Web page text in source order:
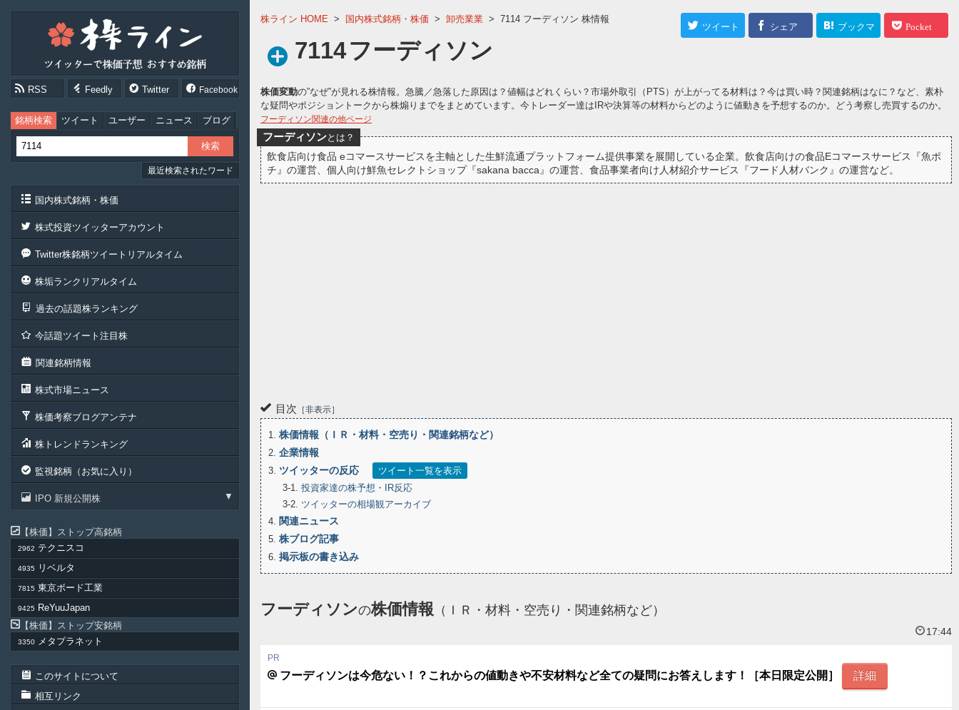
RSS Feedly Twitter Facebook
銘柄検索 ツイート ユーザー ニュース ブログ
最近検索されたワード
国内株式銘柄・株価
株式投資ツイッターアカウント
Twitter株銘柄ツイートリアルタイム
株垢ランクリアルタイム
過去の話題株ランキング
今話題ツイート注目株
関連銘柄情報
株式市場ニュース
株価考察ブログアンテナ
株トレンドランキング
監視銘柄（お気に入り）
IPO 新規公開株
株価 ストップ高銘柄
2962 テクニスコ
4935 リベルタ
7815 東京ボード工業
9425
ReYuuJapan
株価
ストップ安銘柄
3350 メタプラネット
このサイトについて
相互リンク
株ライン HOME > 国内株式銘柄・株価 > 卸売業業 > 7114 フーディソン 株情報
ツイート シェア ブックマ Pocket
7114フーディソン
株価変動の”なぜ”が見れる株情報。急騰／急落した原因は？値幅はどれくらい？市場外取引（PTS）が上がってる材料は？今は買い時？関連銘柄はなに？など、素朴
な疑問やポジショントークから株煽りまでをまとめています。今トレーダー達はIRや決算等の材料からどのように値動きを予想するのか。どう考察し売買するのか。
フーディソン関連の他ページ
フーディソンとは？
飲食店向け食品 eコマースサービスを主軸とした生鮮流通プラットフォーム提供事業を展開している企業。飲食店向けの食品Eコマースサービス『魚ポ
チ』の運営、個人向け鮮魚セレクトショップ『sakana bacca』の運営、食品事業者向け人材紹介サービス『フード人材バンク』の運営など。
目次 非表示
1 株価情報（ＩＲ・材料・空売り・関連銘柄など）
2 企業情報
3 ツイッターの反応
ツイート一覧を表示
3-1 投資家達の株予想・IR反応
3-2 ツイッターの相場観アーカイブ
4
関連ニュース
5 株ブログ記事
6 掲示板の書き込み
フーディソンの株価情報 （ＩＲ・材料・空売り・関連銘柄など）
17:44
フーディソンは今危ない！？これからの値動きや不安材料など全ての疑問にお答えします！［本日限定公開］ 詳細